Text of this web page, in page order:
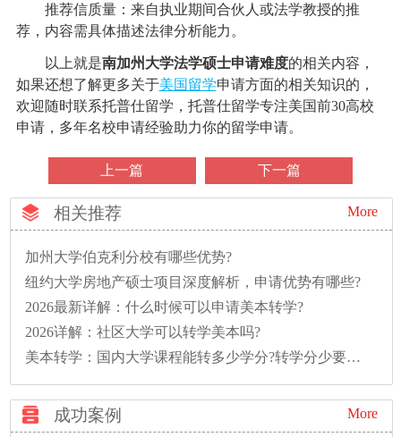
推荐信质量：来自执业期间合伙人或法学教授的推
荐，内容需具体描述法律分析能力。
以上就是南加州大学法学硕士申请难度的相关内容，
如果还想了解更多关于美国留学申请方面的相关知识的，
欢迎随时联系托普仕留学，托普仕留学专注美国前30高校
申请，多年名校申请经验助力你的留学申请。
上一篇 下一篇
相关推荐 More
加州大学伯克利分校有哪些优势?
纽约大学房地产硕士项目深度解析，申请优势有哪些?
2026最新详解：什么时候可以申请美本转学?
2026详解：社区大学可以转学美本吗?
美本转学：国内大学课程能转多少学分?转学分少要多读一年怎么办?
成功案例 More